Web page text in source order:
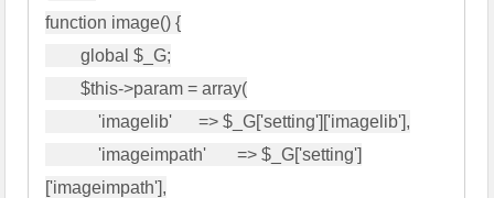
function image() {
        global $_G;
        $this->param = array(
            'imagelib'      => $_G['setting']['imagelib'],
            'imageimpath'       => $_G['setting']
['imageimpath'],